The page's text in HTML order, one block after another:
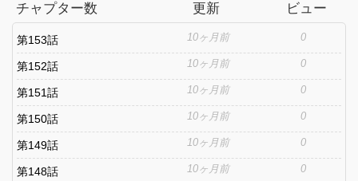
チャプター数 更新 ビュー
第153話 10ヶ月前 0
第152話 10ヶ月前 0
第151話 10ヶ月前 0
第150話 10ヶ月前 0
第149話 10ヶ月前 0
第148話 10ヶ月前 0